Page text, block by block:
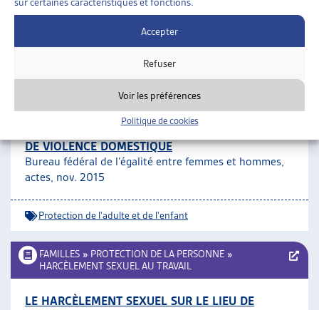
Accepter
Refuser
Voir les préférences
Politique de cookies
PROTECTION DE LA PERSONNE
PROTECTION DE L’ADULTE ET DE L’ENFANT
CONGRÈS NATIONAL 2015 – PROTECTION DE
L’ENFANT ET DE L’ADULTE DANS UN CONTEXTE
DE VIOLENCE DOMESTIQUE
Bureau fédéral de l’égalité entre femmes et hommes,
actes, nov. 2015
Protection de l'adulte et de l'enfant
FAMILLES » PROTECTION DE LA PERSONNE »
HARCÈLEMENT SEXUEL AU TRAVAIL
LE HARCÈLEMENT SEXUEL SUR LE LIEU DE